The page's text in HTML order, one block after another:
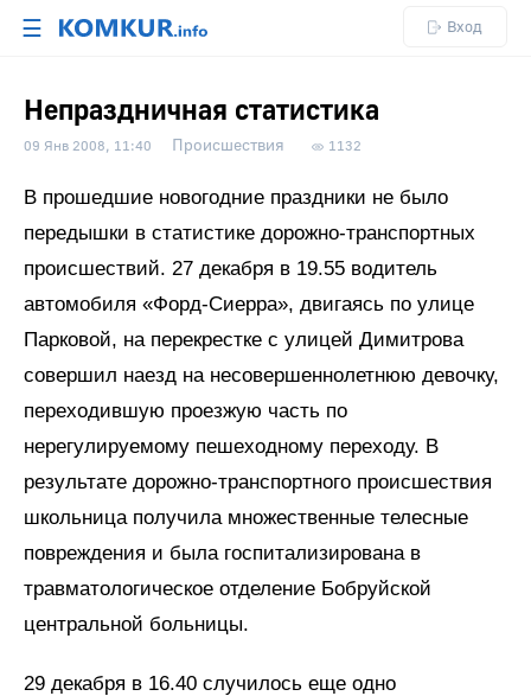
☰ Вход
Непраздничная статистика
09 Янв 2008, 11:40 Происшествия 1132
В прошедшие новогодние праздники не было
передышки в статистике дорожно-транспортных
происшествий. 27 декабря в 19.55 водитель
автомобиля «Форд-Сиерра», двигаясь по улице
Парковой, на перекрестке с улицей Димитрова
совершил наезд на несовершеннолетнюю девочку,
переходившую проезжую часть по
нерегулируемому пешеходному переходу. В
результате дорожно-транспортного происшествия
школьница получила множественные телесные
повреждения и была госпитализирована в
травматологическое отделение Бобруйской
центральной больницы.
29 декабря в 16.40 случилось еще одно